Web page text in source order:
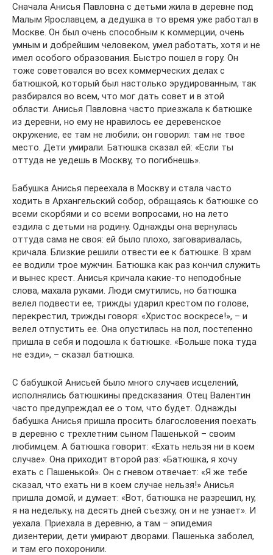
Сначала Анисья Павловна с детьми жила в деревне под
Малым Ярославцем, а дедушка в то время уже работал в
Москве. Он был очень способным к коммерции, очень
умным и добрейшим человеком, умел работать, хотя и не
имел особого образования. Быстро пошел в гору. Он
тоже советовался во всех коммерческих делах с
батюшкой, который был настолько эрудированным, так
разбирался во всем, что мог дать совет и в этой
области. Анисья Павловна часто приезжала к батюшке
из деревни, но ему не нравилось ее деревенское
окружение, ее там не любили; он говорил: там не твое
место. Дети умирали. Батюшка сказал ей: «Если ты
оттуда не уедешь в Москву, то погибнешь».
Бабушка Анисья переехала в Москву и стала часто
ходить в Архангельский собор, обращаясь к батюшке со
всеми скорбями и со всеми вопросами, но на лето
ездила с детьми на родину. Однажды она вернулась
оттуда сама не своя: ей было плохо, заговаривалась,
кричала. Близкие решили отвести ее к батюшке. В храм
ее водили трое мужчин. Батюшка как раз кончил служить
и вынес крест. Анисья кричала какие-то неподобные
слова, махала руками. Люди смутились, но батюшка
велел подвести ее, трижды ударил крестом по голове,
перекрестил, трижды говоря: «Христос воскресе!», – и
велел отпустить ее. Она опустилась на пол, постепенно
пришла в себя и подошла к батюшке. «Больше пока туда
не езди», – сказал батюшка.
С бабушкой Анисьей было много случаев исцелений,
исполнялись батюшкины предсказания. Отец Валентин
часто предупреждал ее о том, что будет. Однажды
бабушка Анисья пришла просить благословения поехать
в деревню с трехлетним сыном Пашенькой – своим
любимцем. А батюшка говорит: «Ехать нельзя ни в коем
случае». Она приходит второй раз: «Батюшка, я хочу
ехать с Пашенькой». Он с гневом отвечает: «Я же тебе
сказал, что ехать ни в коем случае нельзя!» Анисья
пришла домой, и думает: «Вот, батюшка не разрешил, ну,
я на недельку, на десять дней съезжу, он и не узнает». И
уехала. Приехала в деревню, а там – эпидемия
дизентерии, дети умирают дворами. Пашенька заболел,
и там его похоронили.